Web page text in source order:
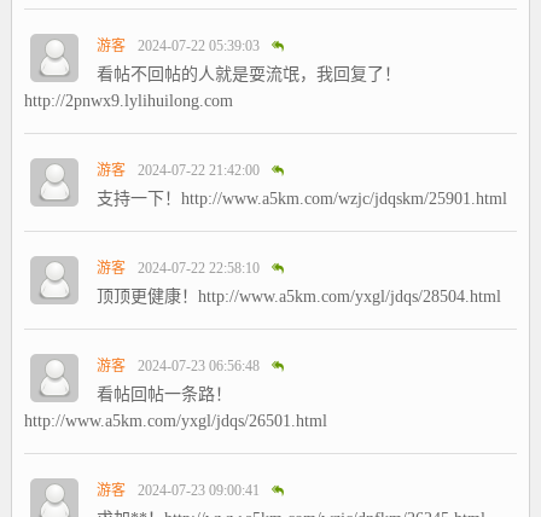
游客 2024-07-22 05:39:03
看帖不回帖的人就是耍流氓，我回复了！
http://2pnwx9.lylihuilong.com
游客 2024-07-22 21:42:00
支持一下！http://www.a5km.com/wzjc/jdqskm/25901.html
游客 2024-07-22 22:58:10
顶顶更健康！http://www.a5km.com/yxgl/jdqs/28504.html
游客 2024-07-23 06:56:48
看帖回帖一条路！
http://www.a5km.com/yxgl/jdqs/26501.html
游客 2024-07-23 09:00:41